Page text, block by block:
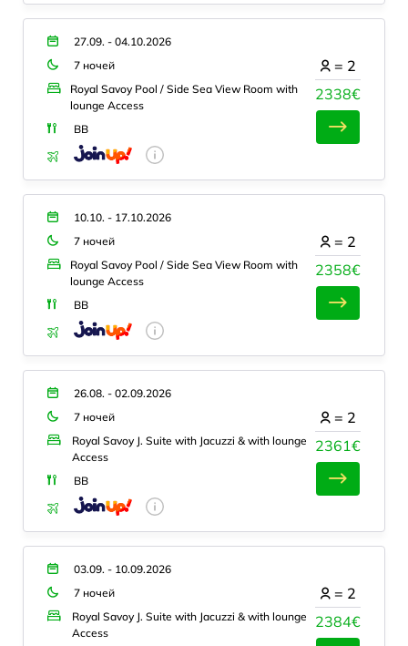
27.09. - 04.10.2026
7 ночей
Royal Savoy Pool / Side Sea View Room with
lounge Access
BB
2338€
= 2
10.10. - 17.10.2026
7 ночей
Royal Savoy Pool / Side Sea View Room with
lounge Access
BB
2358€
= 2
26.08. - 02.09.2026
7 ночей
Royal Savoy J. Suite with Jacuzzi & with lounge
Access
BB
2361€
= 2
03.09. - 10.09.2026
7 ночей
Royal Savoy J. Suite with Jacuzzi & with lounge
Access
2384€
= 2